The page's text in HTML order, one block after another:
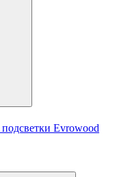
Evrowood